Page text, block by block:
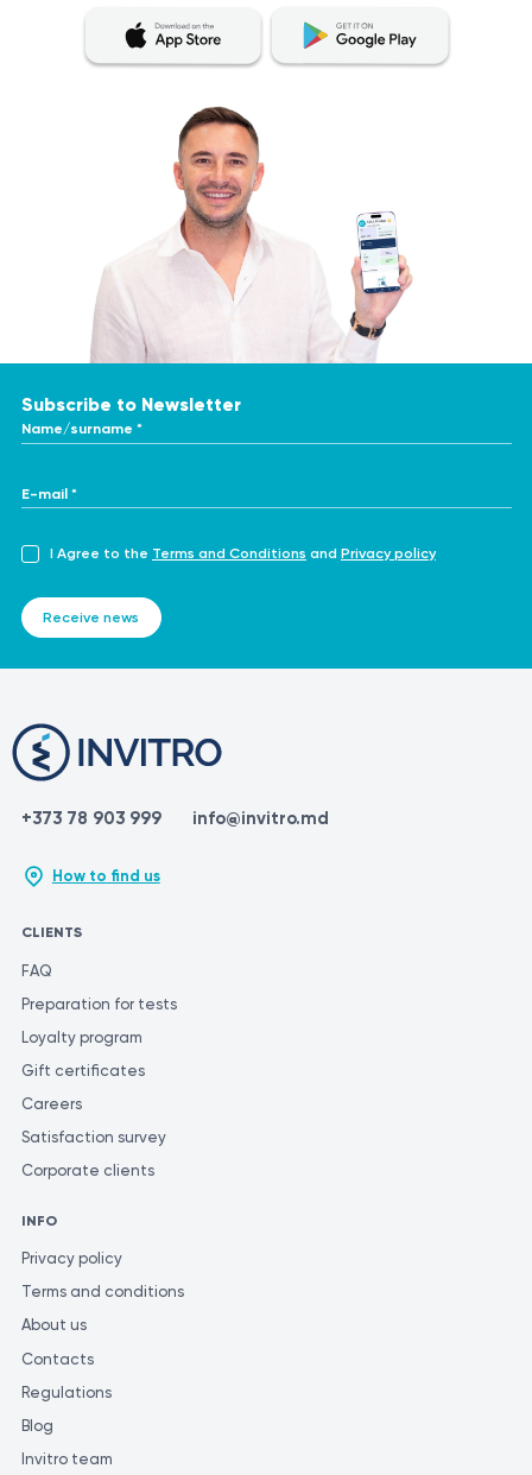
Subscribe to Newsletter
Name/surname *
E-mail *
I Agree to the Terms and Conditions and Privacy policy
Receive news
+373 78 903 999 info@invitro.md
How to find us
CLIENTS
FAQ
Preparation for tests
Loyalty program
Gift certificates
Careers
Satisfaction survey
Corporate clients
INFO
Privacy policy
Terms and conditions
About us
Contacts
Regulations
Blog
Invitro team